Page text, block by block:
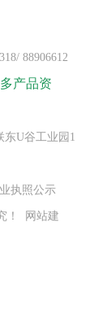
88906612
产品资
东U谷工业园1
执照公示
！ 网站建